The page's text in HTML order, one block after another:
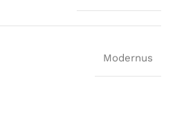
Modernus